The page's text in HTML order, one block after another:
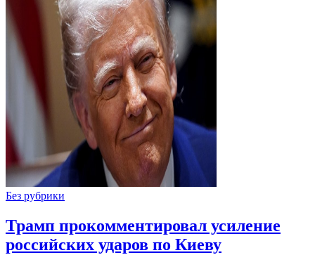
Без рубрики
Трамп прокомментировал усиление
российских ударов по Киеву